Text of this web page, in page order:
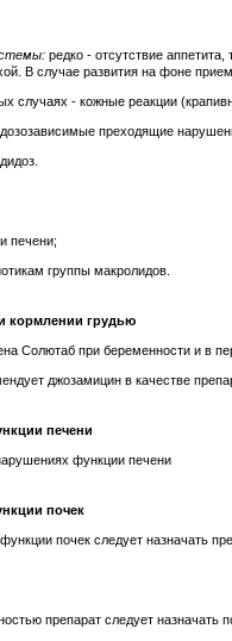
редко - отсутствие
В случае развития на фоне
случаях - кожные реакции
преходящие
печени;
группы макролидов.
кормлении грудью
Солютаб при беременности и в
джозамицин в качестве
печени
функции печени
почек
почек следует назначать
препарат следует назначать